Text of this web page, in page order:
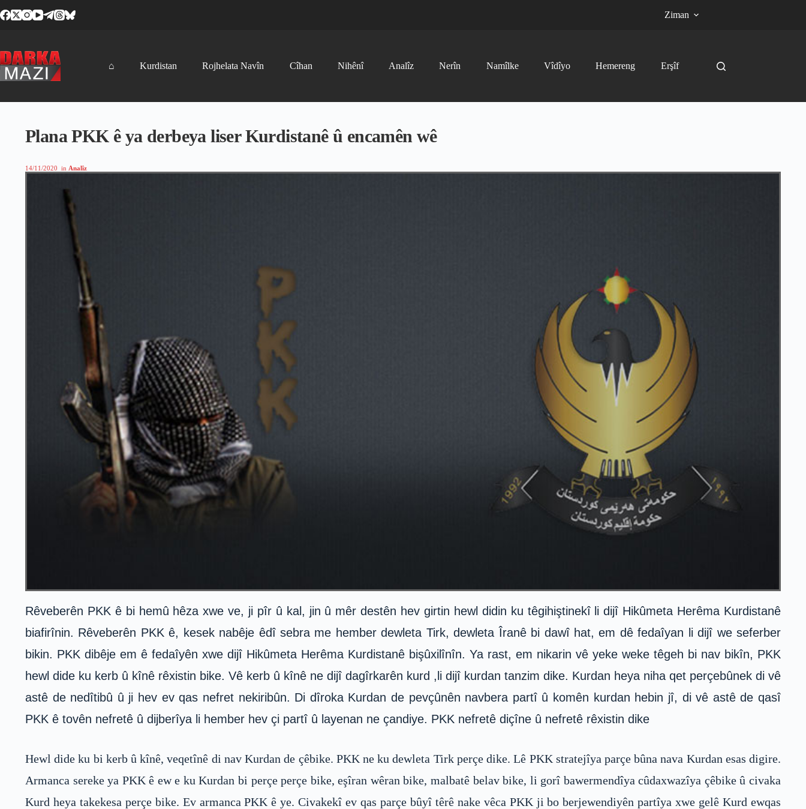
to
Ziman
⌂ Kurdistan Rojhelata Navîn Cîhan Nihênî Analîz Nerîn Namîlke Vîdîyo Hemereng Erşîf
Plana PKK ê ya derbeya liser Kurdistanê û encamên wê
14/11/2020 in Analîz
Rêveberên PKK ê bi hemû hêza xwe ve, ji pîr û kal, jin û mêr destên hev girtin hewl didin ku têgihiştinekî li dijî Hikûmeta Herêma Kurdistanê
biafirînin. Rêveberên PKK ê, kesek nabêje êdî sebra me hember dewleta Tirk, dewleta Îranê bi dawî hat, em dê fedaîyan li dijî we seferber
bikin. PKK dibêje em ê fedaîyên xwe dijî Hikûmeta Herêma Kurdistanê bişûxilînîn. Ya rast, em nikarin vê yeke weke têgeh bi nav bikîn, PKK
hewl dide ku kerb û kînê rêxistin bike. Vê kerb û kînê ne dijî dagîrkarên kurd ,li dijî kurdan tanzim dike. Kurdan heya niha qet perçebûnek di vê
astê de nedîtibû û ji hev ev qas nefret nekiribûn. Di dîroka Kurdan de pevçûnên navbera partî û komên kurdan hebin jî, di vê astê de qasî
PKK ê tovên nefretê û dijberîya li hember hev çi partî û layenan ne çandiye. PKK nefretê diçîne û nefretê rêxistin dike
Hewl dide ku bi kerb û kînê, veqetînê di nav Kurdan de çêbike. PKK ne ku dewleta Tirk perçe dike. Lê PKK stratejîya parçe bûna nava Kurdan esas digire.
Armanca sereke ya PKK ê ew e ku Kurdan bi perçe perçe bike, eşîran wêran bike, malbatê belav bike, li gorî bawermendîya cûdaxwazîya çêbike û civaka
Kurd heya takekesa perçe bike. Ev armanca PKK ê ye. Civakekî ev qas parçe bûyî têrê nake vêca PKK ji bo berjewendiyên partîya xwe gelê Kurd ewqas